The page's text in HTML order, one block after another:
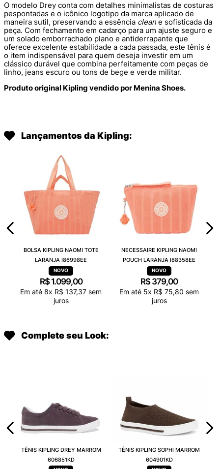
O modelo Drey conta com detalhes minimalistas de costuras
pespontadas e o icônico logotipo da marca aplicado de
maneira sutil, preservando a essência clean e sofisticada da
peça. Com fechamento em cadarço para um ajuste seguro e
um solado emborrachado plano e antiderrapante que
oferece excelente estabilidade a cada passada, este tênis é
o item indispensável para quem deseja investir em um
clássico durável que combina perfeitamente com peças de
linho, jeans escuro ou tons de bege e verde militar.
Produto original Kipling vendido por Menina Shoes.
Lançamentos da Kipling:
BOLSA KIPLING NAOMI TOTE
LARANJA I86998EE
R$ 1.099,00
Em até 8x R$ 137,37 sem
juros
NECESSAIRE KIPLING NAOMI
POUCH LARANJA I88358EE
R$ 379,00
Em até 5x R$ 75,80 sem
juros
Complete seu Look:
TÊNIS KIPLING DREY MARROM
606851KD
TÊNIS KIPLING SOPHI MARROM
604901KD